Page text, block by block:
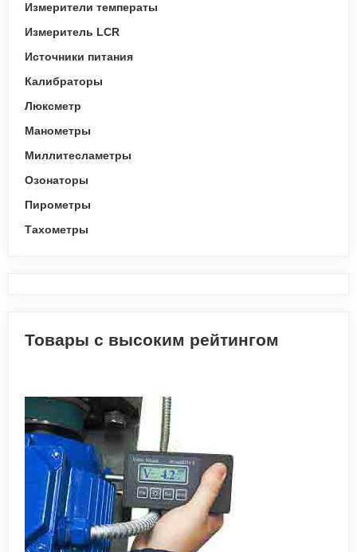
Измерители температы
Измеритель LCR
Источники питания
Калибраторы
Люксметр
Манометры
Миллитесламетры
Озонаторы
Пирометры
Тахометры
Товары с высоким рейтингом